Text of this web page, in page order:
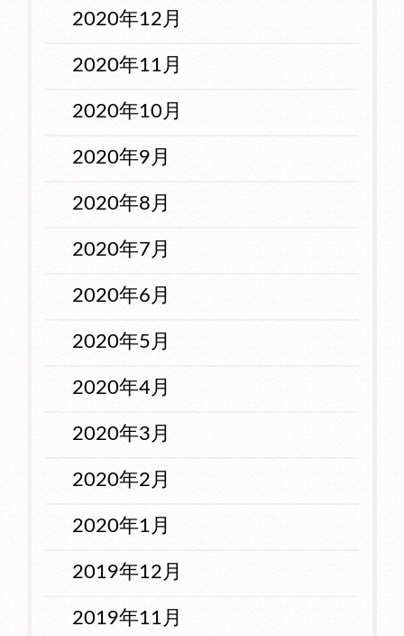
2020年12月
2020年11月
2020年10月
2020年9月
2020年8月
2020年7月
2020年6月
2020年5月
2020年4月
2020年3月
2020年2月
2020年1月
2019年12月
2019年11月